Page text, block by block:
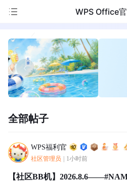
WPS Office
全部帖子
WPS福利官
社区管理员 1小时前
【社区BB机】